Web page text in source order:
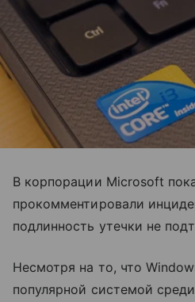
В корпорации Microsoft
прокомментировали
подлинность утечки не
Несмотря на то, что
популярной системой